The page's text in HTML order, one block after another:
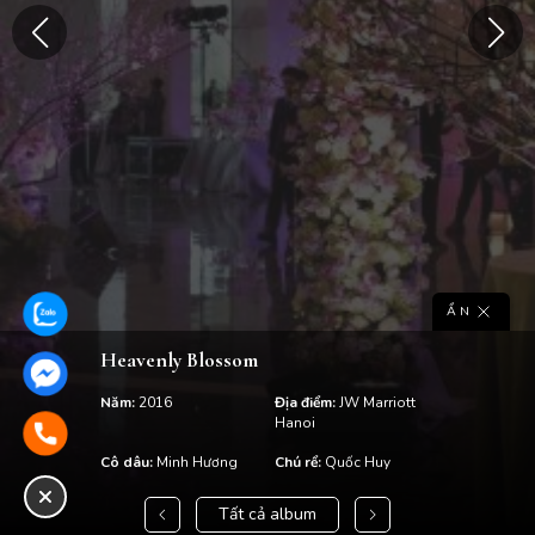
ẨN
Heavenly Blossom
Năm:2016 Địa điểm:JW Marriott
Hanoi
Cô dâu: Minh Hương Chú rể:Quốc Huy
Tất cả album